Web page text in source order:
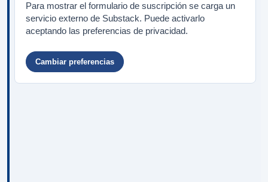
Para mostrar el formulario de suscripción se carga un
servicio externo de Substack. Puede activarlo
aceptando las preferencias de privacidad.
Cambiar preferencias